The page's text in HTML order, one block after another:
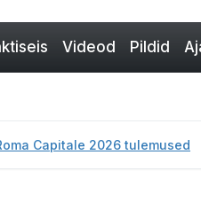
Videod Pildid
Capitale 2026 tulemused